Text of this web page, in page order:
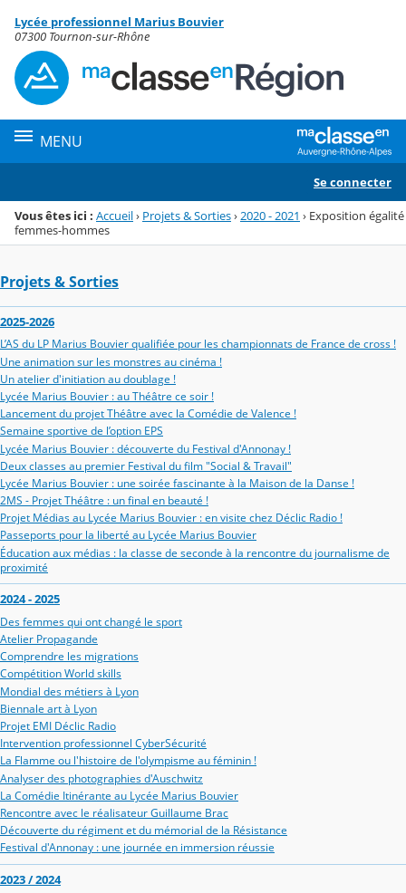
Menu de la rubrique
Contenu
Lycée professionnel Marius Bouvier
07300 Tournon-sur-Rhône
MENU
Se connecter
Vous êtes ici : Accueil› Projets & Sorties› 2020 - 2021 › Exposition égalité
femmes-hommes
Projets & Sorties
2025-2026
L’AS du LP Marius Bouvier qualifiée pour les championnats de France de cross !
Une animation sur les monstres au cinéma !
Un atelier d'initiation au doublage !
Lycée Marius Bouvier : au Théâtre ce soir !
Lancement du projet Théâtre avec la Comédie de Valence !
Semaine sportive de l’option EPS
Lycée Marius Bouvier : découverte du Festival d'Annonay !
Deux classes au premier Festival du film "Social & Travail"
Lycée Marius Bouvier : une soirée fascinante à la Maison de la Danse !
2MS - Projet Théâtre : un final en beauté !
Projet Médias au Lycée Marius Bouvier : en visite chez Déclic Radio !
Passeports pour la liberté au Lycée Marius Bouvier
Éducation aux médias : la classe de seconde à la rencontre du journalisme de
proximité
2024 - 2025
Des femmes qui ont changé le sport
Atelier Propagande
Comprendre les migrations
Compétition World skills
Mondial des métiers à Lyon
Biennale art à Lyon
Projet EMI Déclic Radio
Intervention professionnel CyberSécurité
La Flamme ou l'histoire de l'olympisme au féminin !
Analyser des photographies d'Auschwitz
La Comédie Itinérante au Lycée Marius Bouvier
Rencontre avec le réalisateur Guillaume Brac
Découverte du régiment et du mémorial de la Résistance
Festival d'Annonay : une journée en immersion réussie
2023 / 2024